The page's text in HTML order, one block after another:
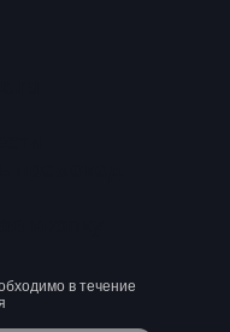
в течение